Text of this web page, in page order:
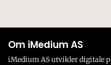
Om iMedium AS
iMedium AS utvikler digitale